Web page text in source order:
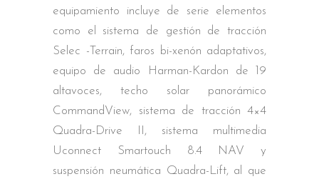
equipamiento incluye de serie elementos
como el sistema de gestión de tracción
Selec -Terrain, faros bi-xenón adaptativos,
equipo de audio Harman-Kardon de 19
altavoces, techo solar panorámico
CommandView, sistema de tracción 4×4
Quadra-Drive II, sistema multimedia
Uconnect Smartouch 8.4 NAV y
suspensión neumática Quadra-Lift, al que